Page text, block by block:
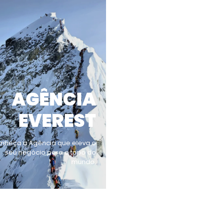
AGÊNCIA
EVEREST
a Agência que eleva o
seu negócio para o topo do
mundo.